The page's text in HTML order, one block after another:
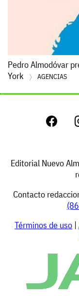
Pedro Almodóvar
York
AGENCIAS
Editorial Nuevo
Contacto
Términos de uso |